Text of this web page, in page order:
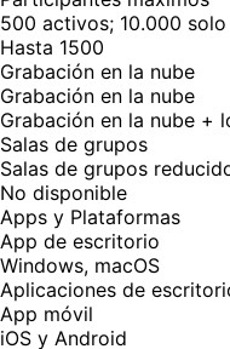
500 activos; 10.000
Hasta 1500
Grabación en la nube
Grabación en la nube
Grabación en la nube +
Salas de grupos
Salas de grupos
No disponible
Apps y Plataformas
App de escritorio
Windows, macOS
Aplicaciones de
App móvil
iOS y Android